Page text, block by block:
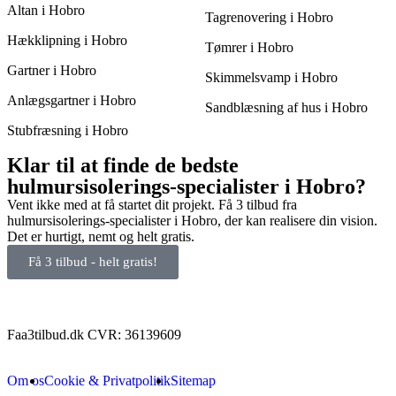
Altan i Hobro
Hækklipning i Hobro
Gartner i Hobro
Anlægsgartner i Hobro
Stubfræsning i Hobro
Tagrenovering i Hobro
Tømrer i Hobro
Skimmelsvamp i Hobro
Sandblæsning af hus i Hobro
Klar til at finde de bedste
hulmursisolerings-specialister i Hobro?
Vent ikke med at få startet dit projekt. Få 3 tilbud fra
hulmursisolerings-specialister i Hobro, der kan realisere din vision.
Det er hurtigt, nemt og helt gratis.
Få 3 tilbud - helt gratis!
Faa3tilbud.dk CVR: 36139609
Om osCookie & PrivatpolitikSitemap